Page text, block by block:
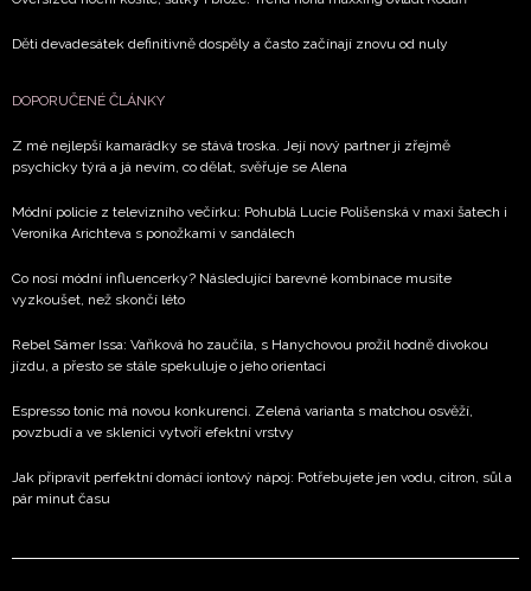
Děti devadesátek definitivně dospěly a často začínají znovu od nuly
DOPORUČENÉ ČLÁNKY
Z mé nejlepší kamarádky se stává troska. Její nový partner ji zřejmě
psychicky týrá a já nevím, co dělat, svěřuje se Alena
Módní policie z televizního večírku: Pohublá Lucie Polišenská v maxi šatech i
Veronika Arichteva s ponožkami v sandálech
Co nosí módní influencerky? Následující barevné kombinace musíte
vyzkoušet, než skončí léto
Rebel Sámer Issa: Vaňková ho zaučila, s Hanychovou prožil hodně divokou
jízdu, a přesto se stále spekuluje o jeho orientaci
Espresso tonic má novou konkurenci. Zelená varianta s matchou osvěží,
povzbudí a ve sklenici vytvoří efektní vrstvy
Jak připravit perfektní domácí iontový nápoj: Potřebujete jen vodu, citron, sůl a
pár minut času